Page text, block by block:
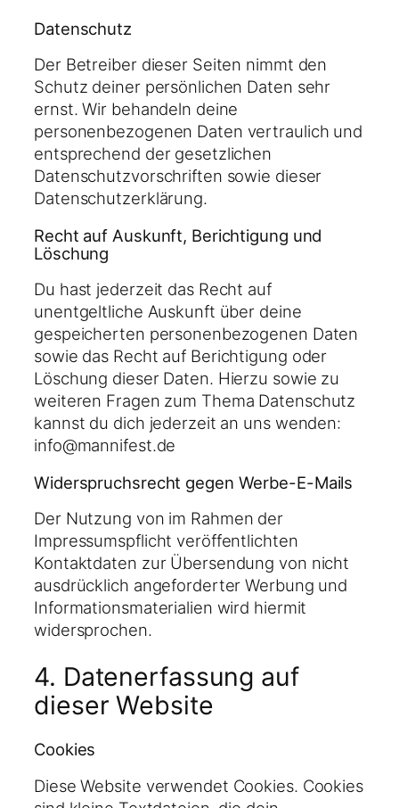
Datenschutz
Der Betreiber dieser Seiten nimmt den
Schutz deiner persönlichen Daten sehr
ernst. Wir behandeln deine
personenbezogenen Daten vertraulich und
entsprechend der gesetzlichen
Datenschutzvorschriften sowie dieser
Datenschutzerklärung.
Recht auf Auskunft, Berichtigung und
Löschung
Du hast jederzeit das Recht auf
unentgeltliche Auskunft über deine
gespeicherten personenbezogenen Daten
sowie das Recht auf Berichtigung oder
Löschung dieser Daten. Hierzu sowie zu
weiteren Fragen zum Thema Datenschutz
kannst du dich jederzeit an uns wenden:
info@mannifest.de
Widerspruchsrecht gegen Werbe-E-Mails
Der Nutzung von im Rahmen der
Impressumspflicht veröffentlichten
Kontaktdaten zur Übersendung von nicht
ausdrücklich angeforderter Werbung und
Informationsmaterialien wird hiermit
widersprochen.
4. Datenerfassung auf
dieser Website
Cookies
Diese Website verwendet Cookies. Cookies